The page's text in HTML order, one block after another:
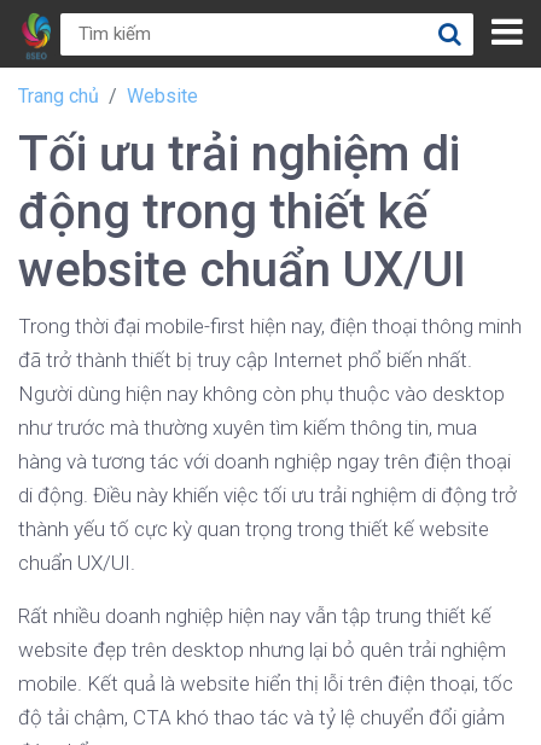
Trang chủ Website
Tối ưu trải nghiệm di
động trong thiết kế
website chuẩn UX/UI
Trong thời đại mobile-first hiện nay, điện thoại thông minh
đã trở thành thiết bị truy cập Internet phổ biến nhất.
Người dùng hiện nay không còn phụ thuộc vào desktop
như trước mà thường xuyên tìm kiếm thông tin, mua
hàng và tương tác với doanh nghiệp ngay trên điện thoại
di động. Điều này khiến việc tối ưu trải nghiệm di động trở
thành yếu tố cực kỳ quan trọng trong thiết kế website
chuẩn UX/UI.
Rất nhiều doanh nghiệp hiện nay vẫn tập trung thiết kế
website đẹp trên desktop nhưng lại bỏ quên trải nghiệm
mobile. Kết quả là website hiển thị lỗi trên điện thoại, tốc
độ tải chậm, CTA khó thao tác và tỷ lệ chuyển đổi giảm